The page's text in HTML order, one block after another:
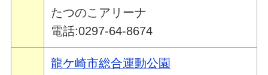
たつのこアリーナ
電話:0297-64-8674
龍ケ崎市総合運動公園